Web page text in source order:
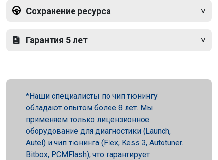
Сохранение ресурса
Гарантия 5 лет
Наши специалисты по чип тюнингу
обладают опытом более 8 лет. Мы
применяем только лицензионное
оборудование для диагностики (Launch,
Autel) и чип тюнинга (Flex, Kess 3, Autotuner,
Bitbox, PCMFlash), что гарантирует